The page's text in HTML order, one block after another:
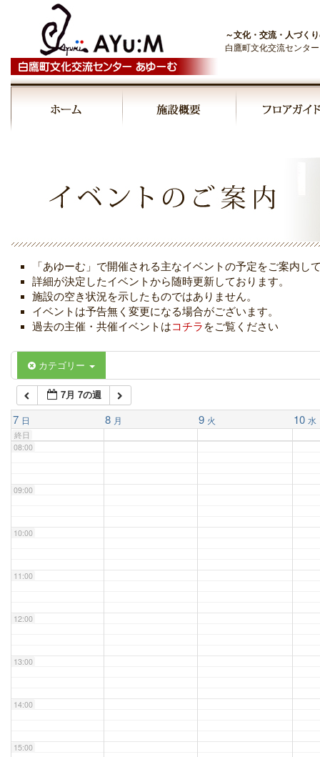
～文化・交流・人づく
白鷹町文化交流センタ
「あゆーむ」で開催される主なイベントの予定をご案内し
詳細が決定したイベントから随時更新しております。
施設の空き状況を示したものではありません。
イベントは予告無く変更になる場合がございます。
過去の主催・共催イベントはコチラ をご覧ください
カテゴリー
7月 7の週
7 日 8 月 9 火 10 水
終日
04:00
06:00
07:00
08:00
09:00
10:00
11:00
12:00
13:00
14:00
15:00